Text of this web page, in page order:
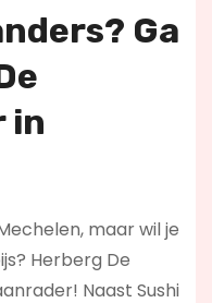
Ga
in
maar wil je
Herberg De
Naast Sushi